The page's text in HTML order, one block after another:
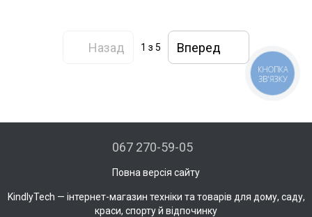
Назад 1 з 5 Вперед
067 270-59-05
Повна версія сайту
KindlyTech — інтернет-магазин техніки та товарів для дому, саду,
краси, спорту й відпочинку
КНОПКА
ЗВ'ЯЗКУ